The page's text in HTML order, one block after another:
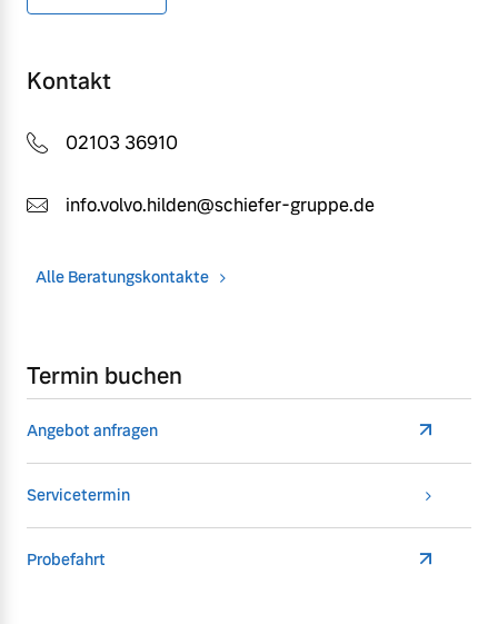
Kontakt
02103 36910
info.volvo.hilden@schiefer-gruppe.de
Alle Beratungskontakte
Termin buchen
Angebot anfragen
Servicetermin
Probefahrt